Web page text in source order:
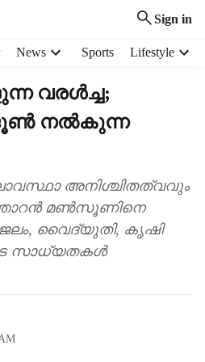
Sign in
News Sports Lifestyle
വരൾച്ച;
നൽകുന്ന
അനിശ്ചിതത്വവും
മൺസൂണിനെ
വൈദ്യുതി, കൃഷി
സാധ്യതകൾ